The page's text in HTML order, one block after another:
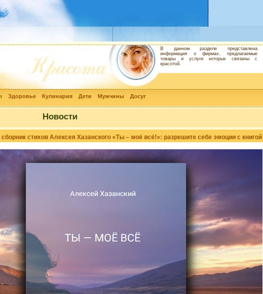
Здоровье Кулинария Дети Мужчины Досуг
В данном разделе представлена
информация о фирмах, предлагаемые
товары и услуги которых связаны с
красотой.
Новости
стихов Алексея Хазанского «Ты – моё всё!»: разрешите себе эмоции с книгой